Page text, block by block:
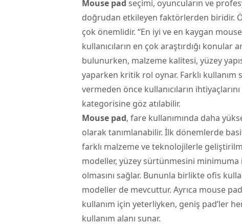
Mouse pad seçimi, oyuncuların ve
doğrudan etkileyen faktörlerden biridir.
çok önemlidir. “En iyi ve en kaygan
kullanıcıların en çok araştırdığı
bulunurken, malzeme kalitesi, yüzey
yaparken kritik rol oynar. Farklı
vermeden önce kullanıcıların
kategorisine göz atılabilir.
Mouse pad, fare kullanımında daha
olarak tanımlanabilir. İlk dönemlerde
farklı malzeme ve teknolojilerle
modeller, yüzey sürtünmesini
olmasını sağlar. Bununla birlikte ofis
modeller de mevcuttur. Ayrıca mouse
kullanım için yeterliyken, geniş pad’ler
kullanım alanı sunar.